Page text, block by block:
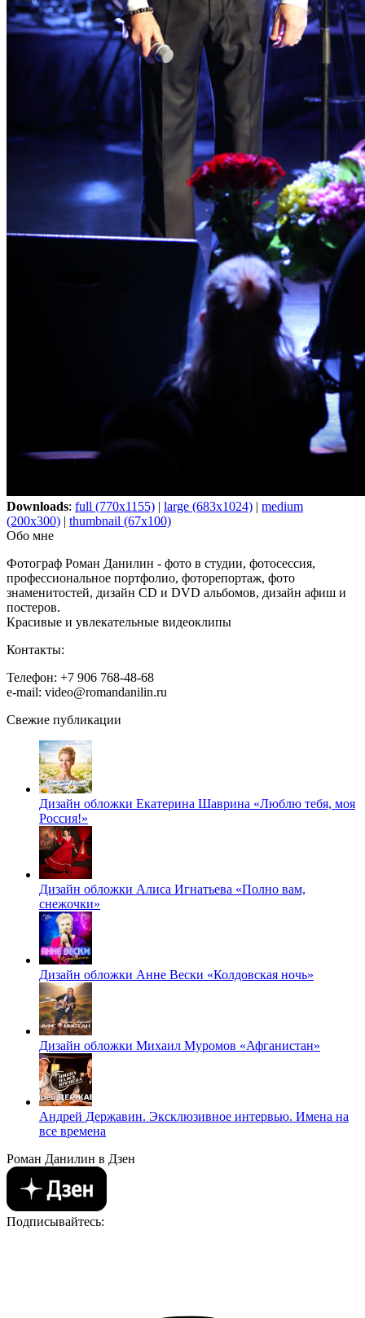
Downloads: full (770x1155) | large (683x1024) | medium
(200x300) | thumbnail (67x100)
Обо мне
Фотограф Роман Данилин - фото в студии, фотосессия,
профессиональное портфолио, фоторепортаж, фото
знаменитостей, дизайн CD и DVD альбомов, дизайн афиш и
постеров.
Красивые и увлекательные видеоклипы
Контакты:
Телефон: +7 906 768-48-68
e-mail: video@romandanilin.ru
Свежие публикации
Дизайн обложки Екатерина Шаврина «Люблю тебя, моя
Россия!»
Дизайн обложки Алиса Игнатьева «Полно вам,
снежочки»
Дизайн обложки Анне Вески «Колдовская ночь»
Дизайн обложки Михаил Муромов «Афганистан»
Андрей Державин. Эксклюзивное интервью. Имена на
все времена
Роман Данилин в Дзен
Подписывайтесь: